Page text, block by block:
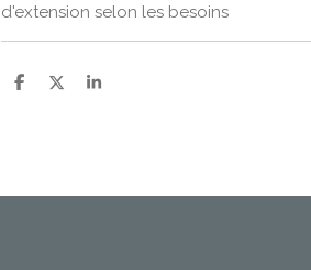
d'extension selon les besoins
P
P
P